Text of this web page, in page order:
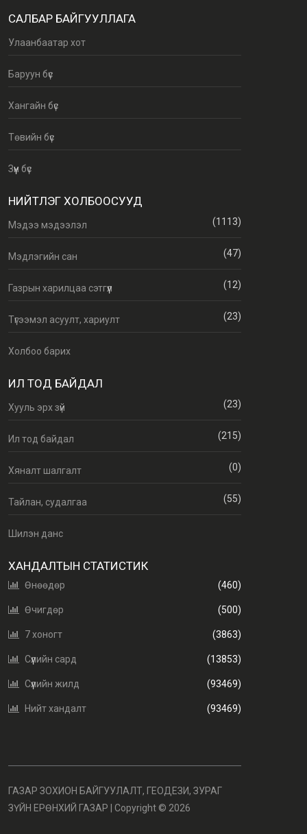
САЛБАР БАЙГУУЛЛАГА
Улаанбаатар хот
Баруун бүс
Хангайн бүс
Төвийн бүс
Зүүн бүс
НИЙТЛЭГ ХОЛБООСУУД
Мэдээ мэдээлэл (1113)
Мэдлэгийн сан (47)
Газрын харилцаа сэтгүүл (12)
Түгээмэл асуулт, хариулт (23)
Холбоо барих
ИЛ ТОД БАЙДАЛ
Хууль эрх зүй (23)
Ил тод байдал (215)
Хяналт шалгалт (0)
Тайлан, судалгаа (55)
Шилэн данс
ХАНДАЛТЫН СТАТИСТИК
Өнөөдөр (460)
Өчигдөр (500)
7 хоногт (3863)
Сүүлийн сард (13853)
Сүүлийн жилд (93469)
Нийт хандалт (93469)
ГАЗАР ЗОХИОН БАЙГУУЛАЛТ, ГЕОДЕЗИ, ЗУРАГ
ЗҮЙН ЕРӨНХИЙ ГАЗАР | Copyright © 2026